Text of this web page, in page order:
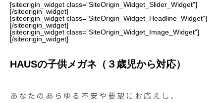
[siteorigin_widget class=”SiteOrigin_Widget_Slider_Widget”]
[/siteorigin_widget]
[siteorigin_widget class=”SiteOrigin_Widget_Headline_Widget”]
[/siteorigin_widget]
[siteorigin_widget class=”SiteOrigin_Widget_Image_Widget”]
[/siteorigin_widget]
HAUSの子供メガネ（３歳児から対応）
あなたのあらゆる不安や要望にお応えし、